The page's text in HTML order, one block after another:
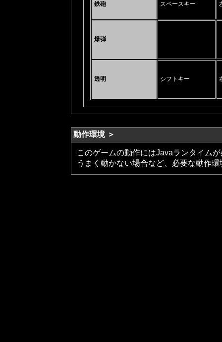
鉄砲 スペースキー
爆弾
透明 シフトキー
動作環境 ＞
このゲームの動作にはJavaランタイム
うまく動かない場合など、必要な動作